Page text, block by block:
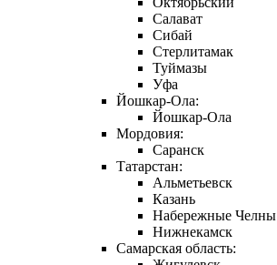
Салават
Сибай
Стерлитамак
Туймазы
Уфа
Йошкар-Ола:
Йошкар-Ола
Мордовия:
Саранск
Татарстан:
Альметьевск
Казань
Набережные Челны
Нижнекамск
Самарская область: